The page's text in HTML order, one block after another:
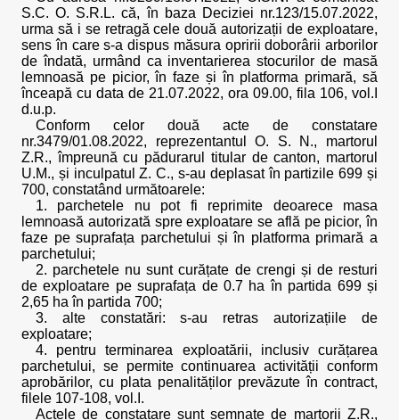
S.C. O. S.R.L. că, în baza Deciziei nr.123/15.07.2022,
urma să i se retragă cele două autorizații de exploatare,
sens în care s-a dispus măsura opririi doborârii arborilor
de îndată, urmând ca inventarierea stocurilor de masă
lemnoasă pe picior, în faze și în platforma primară, să
înceapă cu data de 21.07.2022, ora 09.00, fila 106, vol.I
d.u.p.
Conform celor două acte de constatare
nr.3479/01.08.2022, reprezentantul O. S. N., martorul
Z.R., împreună cu pădurarul titular de canton, martorul
U.M., și inculpatul Z. C., s-au deplasat în partizile 699 și
700, constatând următoarele:
1. parchetele nu pot fi reprimite deoarece masa
lemnoasă autorizată spre exploatare se află pe picior, în
faze pe suprafața parchetului și în platforma primară a
parchetului;
2. parchetele nu sunt curățate de crengi și de resturi
de exploatare pe suprafața de 0.7 ha în partida 699 și
2,65 ha în partida 700;
3. alte constatări: s-au retras autorizațiile de
exploatare;
4. pentru terminarea exploatării, inclusiv curățarea
parchetului, se permite continuarea activității conform
aprobărilor, cu plata penalităților prevăzute în contract,
filele 107-108, vol.I.
Actele de constatare sunt semnate de martorii Z.R.,